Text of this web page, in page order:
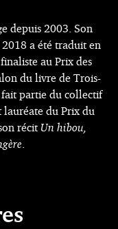
depuis 2003. Son
a été traduit en
au Prix des
du livre de Trois-
fait partie du collectif
lauréate du Prix du
récitUn hibou,